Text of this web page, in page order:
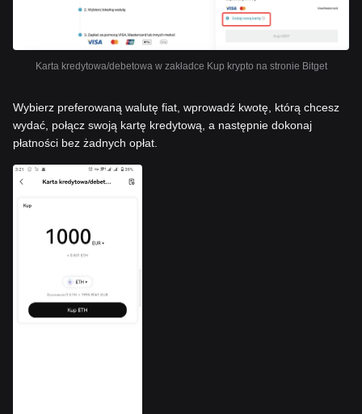
Karta kredytowa/debetowa w zakładce Kup krypto na stronie Bitget
Wybierz preferowaną walutę fiat, wprowadź kwotę, którą chcesz
wydać, połącz swoją kartę kredytową, a następnie dokonaj
płatności bez żadnych opłat.